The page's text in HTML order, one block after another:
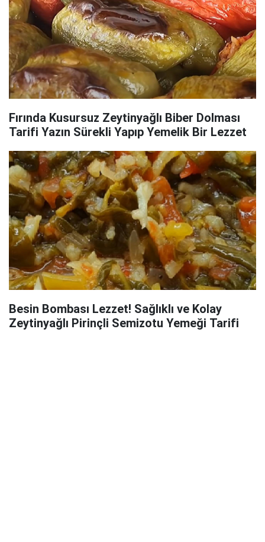
Fırında Kusursuz Zeytinyağlı Biber Dolması
Tarifi Yazın Sürekli Yapıp Yemelik Bir Lezzet
Besin Bombası Lezzet! Sağlıklı ve Kolay
Zeytinyağlı Pirinçli Semizotu Yemeği Tarifi